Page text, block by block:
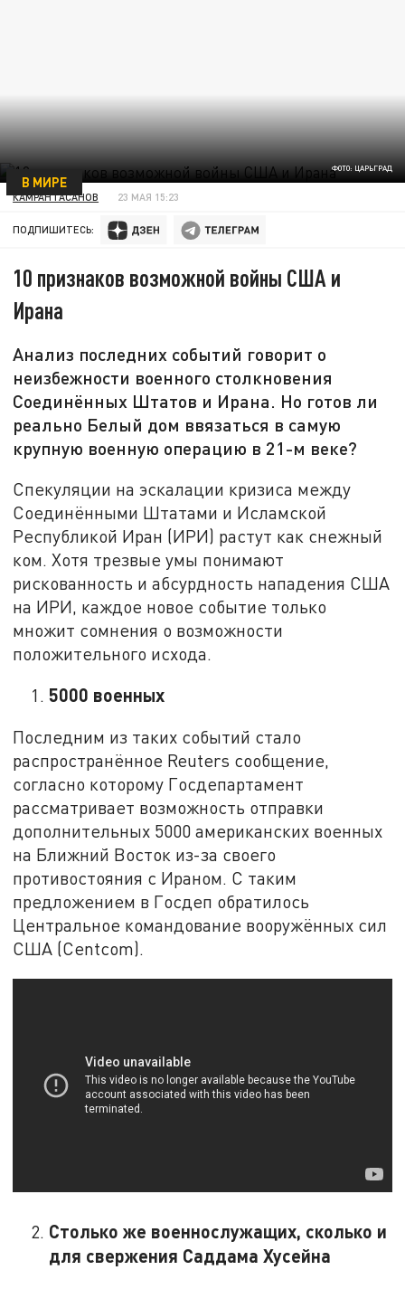
ФОТО: ЦАРЬГРАД
В МИРЕ
КАМРАН ГАСАНОВ 23 МАЯ 15:23
ПОДПИШИТЕСЬ:
10 признаков возможной войны США и
Ирана
Анализ последних событий говорит о
неизбежности военного столкновения
Соединённых Штатов и Ирана. Но готов ли
реально Белый дом ввязаться в самую
крупную военную операцию в 21-м веке?
Спекуляции на эскалации кризиса между
Соединёнными Штатами и Исламской
Республикой Иран (ИРИ) растут как снежный
ком. Хотя трезвые умы понимают
рискованность и абсурдность нападения США
на ИРИ, каждое новое событие только
множит сомнения о возможности
положительного исхода.
5000 военных
Последним из таких событий стало
распространённое Reuters сообщение,
согласно которому Госдепартамент
рассматривает возможность отправки
дополнительных 5000 американских военных
на Ближний Восток из-за своего
противостояния с Ираном. С таким
предложением в Госдеп обратилось
Центральное командование вооружённых сил
США (Centcom).
Столько же военнослужащих, сколько и
для свержения Саддама Хусейна